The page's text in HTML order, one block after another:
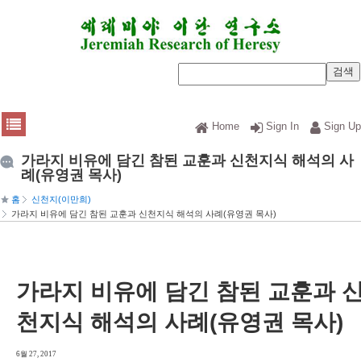
Home Sign In Sign Up
가라지 비유에 담긴 참된 교훈과 신천지식 해석의 사
례(유영권 목사)
홈
신천지(이만희)
가라지 비유에 담긴 참된 교훈과 신천지식 해석의 사례(유영권 목사)
가라지 비유에 담긴 참된 교훈과
천지식 해석의 사례(유영권 목사)
6월 27, 2017